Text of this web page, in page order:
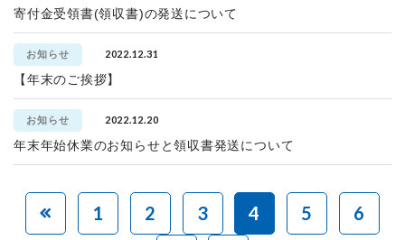
寄付金受領書(領収書)の発送について
お知らせ 2022.12.31
【年末のご挨拶】
お知らせ 2022.12.20
年末年始休業のお知らせと領収書発送について
1 2 3 4 5
6